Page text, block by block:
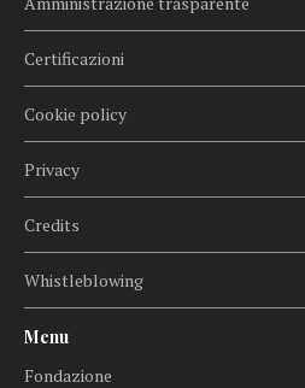
Certificazioni
Cookie policy
Privacy
Credits
Whistleblowing
Menu
Fondazione